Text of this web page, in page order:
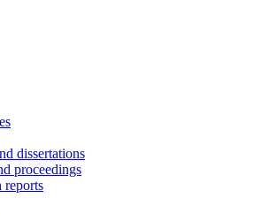
dissertations
proceedings
reports